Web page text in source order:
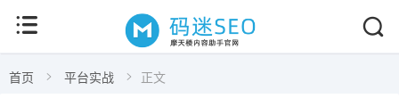
首页 平台实战 正文